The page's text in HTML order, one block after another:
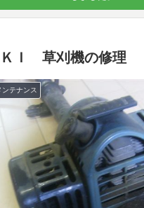
ＫＩ 草刈機の修理
テナンス